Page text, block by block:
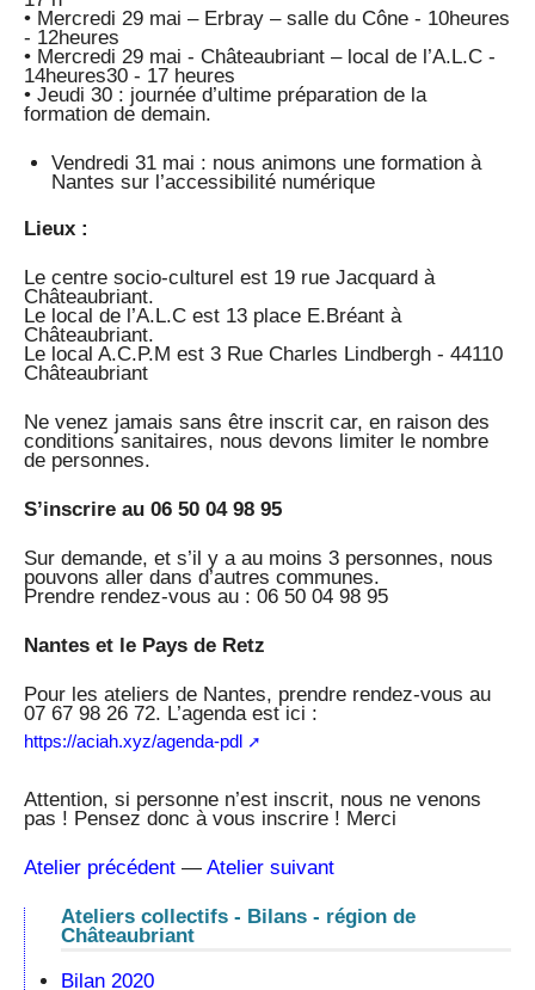
• Mercredi 29 mai – Erbray – salle du Cône - 10heures
- 12heures
• Mercredi 29 mai - Châteaubriant – local de l’A.L.C -
14heures30 - 17 heures
• Jeudi 30 : journée d’ultime préparation de la
formation de demain.
Vendredi 31 mai : nous animons une formation à
Nantes sur l’accessibilité numérique
Lieux :
Le centre socio-culturel est 19 rue Jacquard à
Châteaubriant.
Le local de l’A.L.C est 13 place E.Bréant à
Châteaubriant.
Le local A.C.P.M est 3 Rue Charles Lindbergh - 44110
Châteaubriant
Ne venez jamais sans être inscrit car, en raison des
conditions sanitaires, nous devons limiter le nombre
de personnes.
S’inscrire au 06 50 04 98 95
Sur demande, et s’il y a au moins 3 personnes, nous
pouvons aller dans d’autres communes.
Prendre rendez-vous au : 06 50 04 98 95
Nantes et le Pays de Retz
Pour les ateliers de Nantes, prendre rendez-vous au
07 67 98 26 72. L’agenda est ici :
https://aciah.xyz/agenda-pdl
Attention, si personne n’est inscrit, nous ne venons
pas ! Pensez donc à vous inscrire ! Merci
Atelier précédent — Atelier suivant
Ateliers collectifs - Bilans - région de
Châteaubriant
Bilan 2020